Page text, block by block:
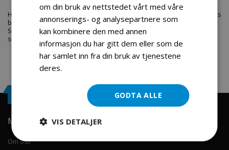
Hos engrosservice.no får du kjøpt www engrosservice no
til markedets
beste priser. Bestill enwww-engrosservice-no.htmli dag fra Engros
Service. Vi har et stort utvalg av produkter innen: Hjem, sport og fritids
segmentet. Velkommen skal du være.
Min konto
Om oss
om din bruk av nettstedet vårt med våre
annonserings- og analysepartnere som
kan kombinere den med annen
informasjon du har gitt dem eller som de
har samlet inn fra din bruk av tjenestene
deres.
GODTA ALLE
VIS DETALJER